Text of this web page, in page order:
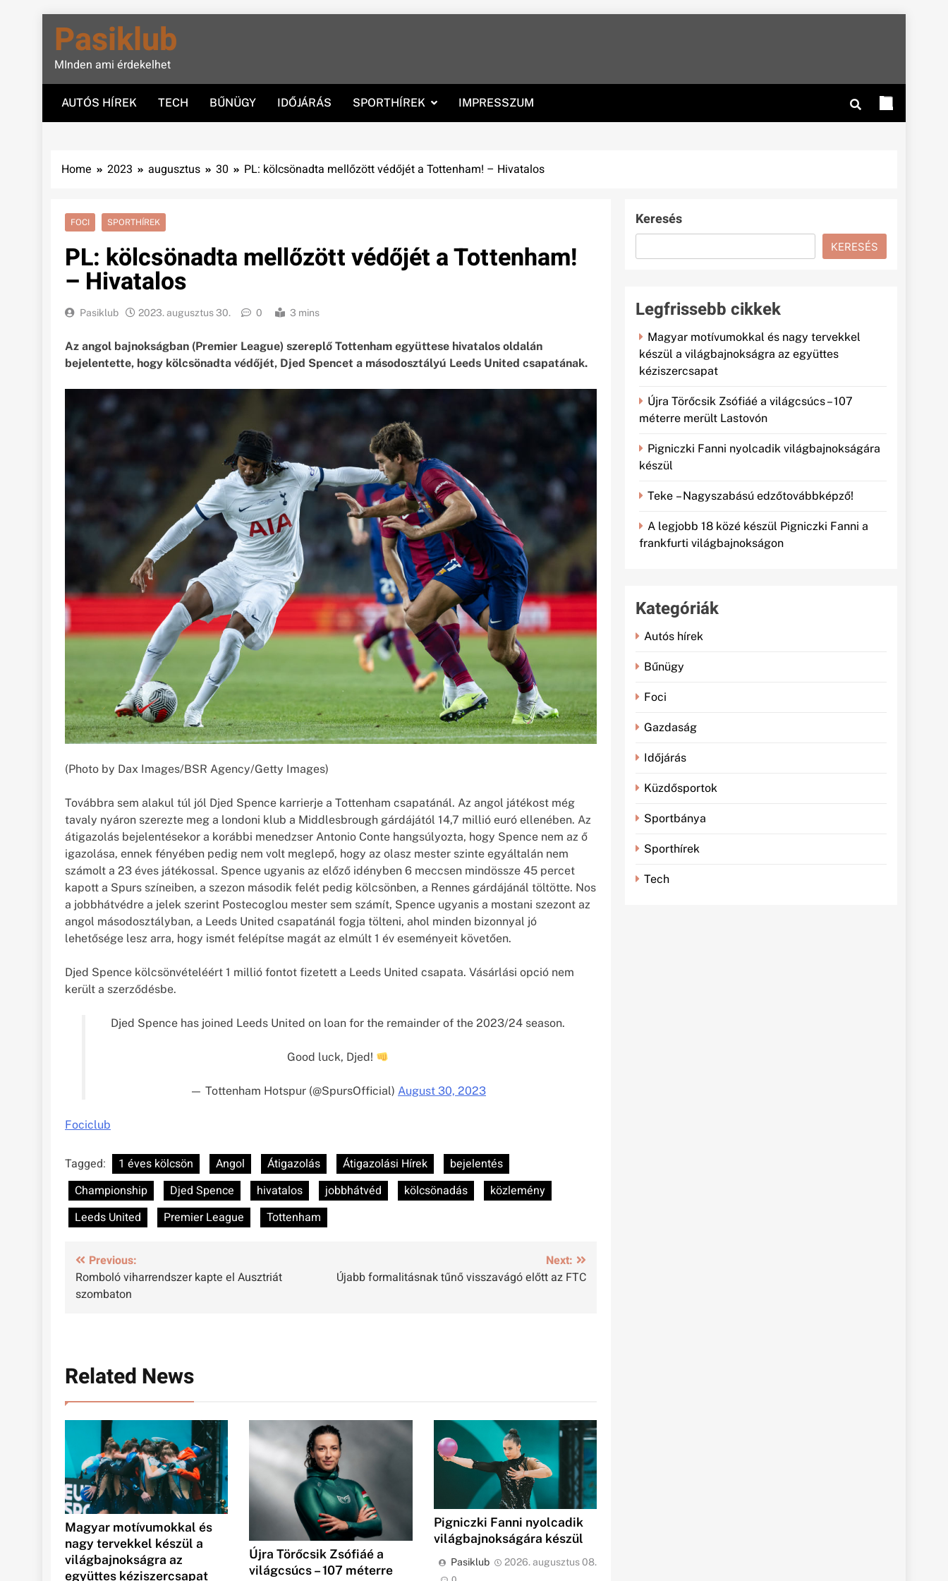
content
Pasiklub
MInden ami érdekelhet
AUTÓS HÍREK TECH BŰNÜGY IDŐJÁRÁS SPORTHÍREK IMPRESSZUM
Home 2023 augusztus 30 PL: kölcsönadta mellőzött védőjét a Tottenham! – Hivatalos
FOCI SPORTHÍREK
PL: kölcsönadta mellőzött védőjét a Tottenham!
– Hivatalos
Pasiklub 2023. augusztus 30. 0 3 mins
Az angol bajnokságban (Premier League) szereplő Tottenham együttese hivatalos oldalán
bejelentette, hogy kölcsönadta védőjét, Djed Spencet a másodosztályú Leeds United csapatának.
(Photo by Dax Images/BSR Agency/Getty Images)
Továbbra sem alakul túl jól Djed Spence karrierje a Tottenham csapatánál. Az angol játékost még
tavaly nyáron szerezte meg a londoni klub a Middlesbrough gárdájától 14,7 millió euró ellenében. Az
átigazolás bejelentésekor a korábbi menedzser Antonio Conte hangsúlyozta, hogy Spence nem az ő
igazolása, ennek fényében pedig nem volt meglepő, hogy az olasz mester szinte egyáltalán nem
számolt a 23 éves játékossal. Spence ugyanis az előző idényben 6 meccsen mindössze 45 percet
kapott a Spurs színeiben, a szezon második felét pedig kölcsönben, a Rennes gárdájánál töltötte. Nos
a jobbhátvédre a jelek szerint Postecoglou mester sem számít, Spence ugyanis a mostani szezont az
angol másodosztályban, a Leeds United csapatánál fogja tölteni, ahol minden bizonnyal jó
lehetősége lesz arra, hogy ismét felépítse magát az elmúlt 1 év eseményeit követően.
Djed Spence kölcsönvételéért 1 millió fontot fizetett a Leeds United csapata. Vásárlási opció nem
került a szerződésbe.
Djed Spence has joined Leeds United on loan for the remainder of the 2023/24 season.
Good luck, Djed!
— Tottenham Hotspur (@SpursOfficial) August 30, 2023
Fociclub
Tagged: 1 éves kölcsön Angol Átigazolás Átigazolási Hírek
bejelentés
Championship
Djed Spence hivatalos jobbhátvéd kölcsönadás
közlemény
Leeds United
Premier League Tottenham
Bejegyzés
navigáció
Previous:
Romboló viharrendszer kapte el Ausztriát
szombaton
Next:
Újabb formalitásnak tűnő visszavágó előtt az FTC
Related News
Magyar motívumokkal és
nagy tervekkel készül a
világbajnokságra az
együttes kéziszercsapat
Újra Törőcsik Zsófiáé a
világcsúcs – 107 méterre
Pigniczki Fanni nyolcadik
világbajnokságára készül
Pasiklub 2026. augusztus 08.
Keresés
KERESÉS
Legfrissebb cikkek
Magyar motívumokkal és nagy tervekkel
készül a világbajnokságra az együttes
kéziszercsapat
Újra Törőcsik Zsófiáé a világcsúcs – 107
méterre merült Lastovón
Pigniczki Fanni nyolcadik világbajnokságára
készül
Teke – Nagyszabású edzőtovábbképző!
A legjobb 18 közé készül Pigniczki Fanni a
frankfurti világbajnokságon
Kategóriák
Autós hírek
Bűnügy
Foci
Gazdaság
Időjárás
Küzdősportok
Sportbánya
Sporthírek
Tech